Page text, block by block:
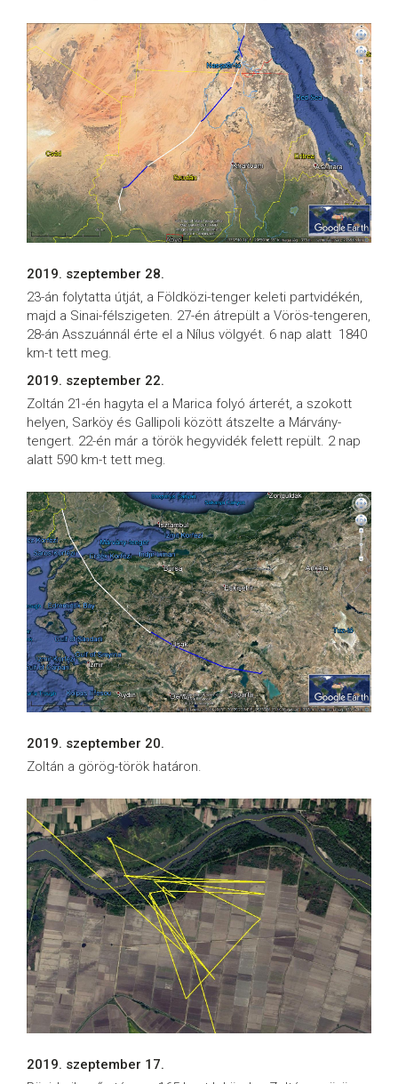
2019. szeptember 28.
23-án folytatta útját, a Földközi-tenger keleti partvidékén,
majd a Sinai-félszigeten. 27-én átrepült a Vörös-tengeren,
28-án Asszuánnál érte el a Nílus völgyét. 6 nap alatt 1840
km-t tett meg.
2019. szeptember 22.
Zoltán 21-én hagyta el a Marica folyó árterét, a szokott
helyen, Sarköy és Gallipoli között átszelte a Márvány-
tengert. 22-én már a török hegyvidék felett repült. 2 nap
alatt 590 km-t tett meg.
2019. szeptember 20.
Zoltán a görög-török határon.
2019. szeptember 17.